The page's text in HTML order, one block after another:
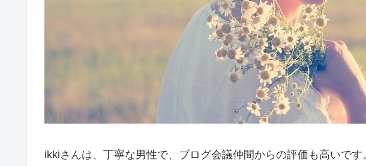
ikkiさんは、丁寧な男性で、ブログ会議仲間からの評価も高いで